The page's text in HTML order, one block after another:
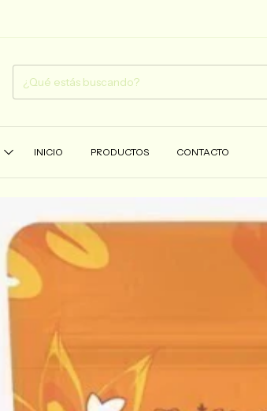
INICIO PRODUCTOS CONTACTO